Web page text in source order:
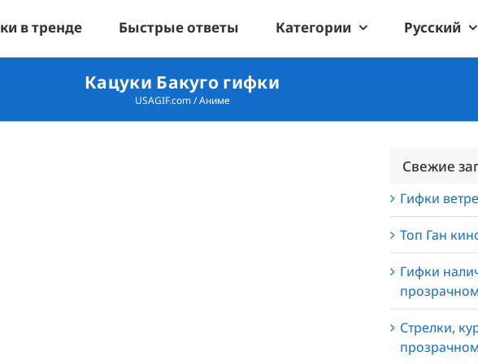
в тренде Быстрые ответы Категории Русский
Кацуки Бакуго гифки
USAGIF.com/Аниме
Свежие
Гифки
Топ Ган
Гифки
Стрелки,